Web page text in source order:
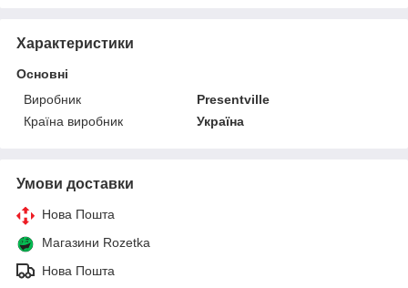
Характеристики
Основні
Виробник
Presentville
Країна виробник
Україна
Умови доставки
Нова Пошта
Магазини Rozetka
Нова Пошта